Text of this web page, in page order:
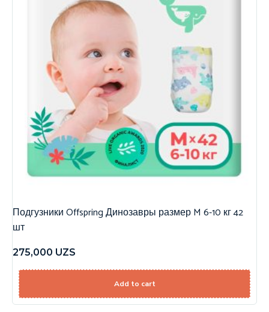
Подгузники Offspring Динозавры размер M 6-10 кг 42
шт
275,000 UZS
Add to cart